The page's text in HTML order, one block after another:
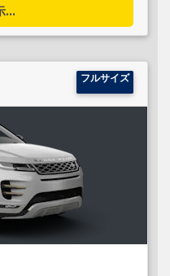
...
フルサイズ